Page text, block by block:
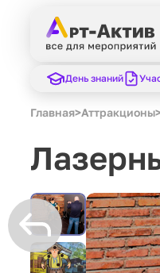
День знаний
Главная>Аттракционы